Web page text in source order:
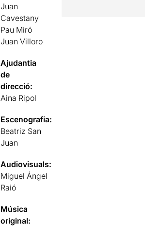
Juan
Cavestany
Pau Miró
Juan Villoro
Ajudantia
de
direcció:
Aina Ripol
Escenografia:
Beatriz San
Juan
Audiovisuals:
Miguel Ángel
Raió
Música
original: